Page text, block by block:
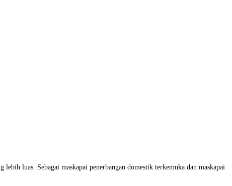
luas. Sebagai maskapai penerbangan domestik terkemuka dan maskapai